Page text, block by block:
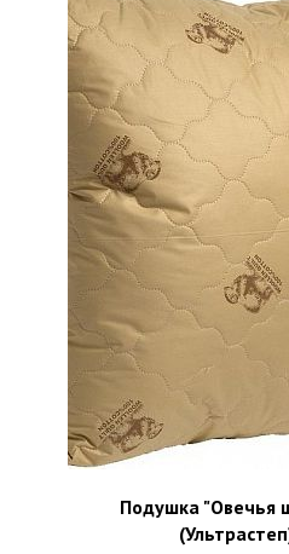
Подушка "Овечья